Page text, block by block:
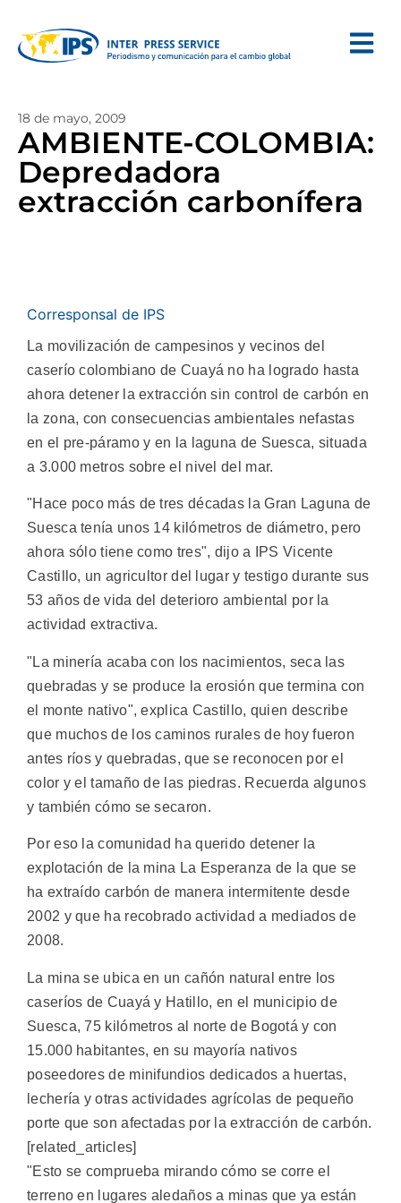
18 de mayo, 2009
AMBIENTE-COLOMBIA:
Depredadora
extracción carbonífera
Corresponsal de IPS
La movilización de campesinos y vecinos del
caserío colombiano de Cuayá no ha logrado hasta
ahora detener la extracción sin control de carbón en
la zona, con consecuencias ambientales nefastas
en el pre-páramo y en la laguna de Suesca, situada
a 3.000 metros sobre el nivel del mar.
"Hace poco más de tres décadas la Gran Laguna de
Suesca tenía unos 14 kilómetros de diámetro, pero
ahora sólo tiene como tres", dijo a IPS Vicente
Castillo, un agricultor del lugar y testigo durante sus
53 años de vida del deterioro ambiental por la
actividad extractiva.
"La minería acaba con los nacimientos, seca las
quebradas y se produce la erosión que termina con
el monte nativo", explica Castillo, quien describe
que muchos de los caminos rurales de hoy fueron
antes ríos y quebradas, que se reconocen por el
color y el tamaño de las piedras. Recuerda algunos
y también cómo se secaron.
Por eso la comunidad ha querido detener la
explotación de la mina La Esperanza de la que se
ha extraído carbón de manera intermitente desde
2002 y que ha recobrado actividad a mediados de
2008.
La mina se ubica en un cañón natural entre los
caseríos de Cuayá y Hatillo, en el municipio de
Suesca, 75 kilómetros al norte de Bogotá y con
15.000 habitantes, en su mayoría nativos
poseedores de minifundios dedicados a huertas,
lechería y otras actividades agrícolas de pequeño
porte que son afectadas por la extracción de carbón.
[related_articles]
"Esto se comprueba mirando cómo se corre el
terreno en lugares aledaños a minas que ya están